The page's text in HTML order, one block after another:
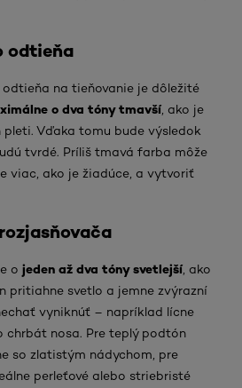
odtieňa
na tieňovanie je dôležité
o dva tóny tmavší , ako je
Vďaka tomu bude výsledok
tvrdé. Príliš tmavá farba môže
viac, ako je žiadúce, a vytvoriť
o jeden až dva tóny svetlejší , ako
pritiahne svetlo a jemne zvýrazní
vyniknúť – napríklad lícne
chrbát nosa. Pre teplý podtón
so zlatistým nádychom, pre
perleťové alebo striebristé